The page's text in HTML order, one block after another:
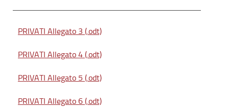
PRIVATI Allegato 3 (.odt)
PRIVATI Allegato 4 (.odt)
PRIVATI Allegato 5 (.odt)
PRIVATI Allegato 6 (.odt)